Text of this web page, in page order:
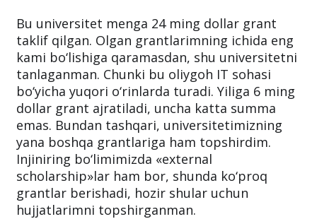
Bu universitet menga 24 ming dollar grant
taklif qilgan. Olgan grantlarimning ichida eng
kami bo‘lishiga qaramasdan, shu universitetni
tanlaganman. Chunki bu oliygoh IT sohasi
bo‘yicha yuqori o‘rinlarda turadi. Yiliga 6 ming
dollar grant ajratiladi, uncha katta summa
emas. Bundan tashqari, universitetimizning
yana boshqa grantlariga ham topshirdim.
Injiniring bo‘limimizda «external
scholarship»lar ham bor, shunda ko‘proq
grantlar berishadi, hozir shular uchun
hujjatlarimni topshirganman.